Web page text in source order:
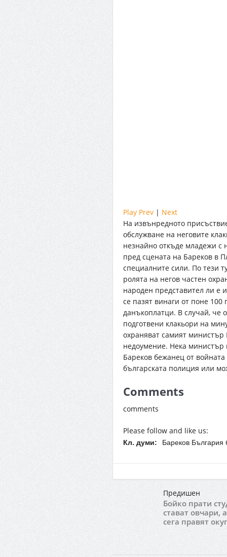
Play Prev | Next
На извънредното
обслужване на неговите
незнайно откъде младежи с
пред сцената на Бареков в
специалните сили. По тези
ролята на негов частен
народен представител ли е
се пазят винаги от поне
данъкоплатци. В случай, че
подготвени клакьори на
охраняват самият
недоумение. Нека
Бареков бежанец от
българската полиция или
Comments
comments
Please follow and like us:
Кл. думи: Бареков България
Предишен
Бойко прати
стават овчари,
сега правят